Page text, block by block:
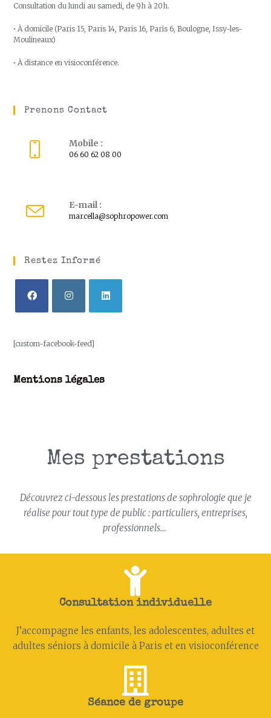
Consultation du lundi au samedi, de 9h à 20h.
• À domicile (Paris 15, Paris 14, Paris 16, Paris 6, Boulogne, Issy-les-
Moulineaux)
• À distance en visioconférence.
Prenons Contact
Mobile :
06 60 62 08 00
E-mail :
marcella@sophropower.com
Restez Informé
[custom-facebook-feed]
Mentions légales
Mes prestations
Découvrez ci-dessous les prestations de sophrologie que je
réalise pour tout type de public : particuliers, entreprises,
professionnels…
Consultation individuelle
J’accompagne les enfants, les adolescent·es, adultes et
adultes séniors à domicile à Paris et en visioconférence
Séance de groupe